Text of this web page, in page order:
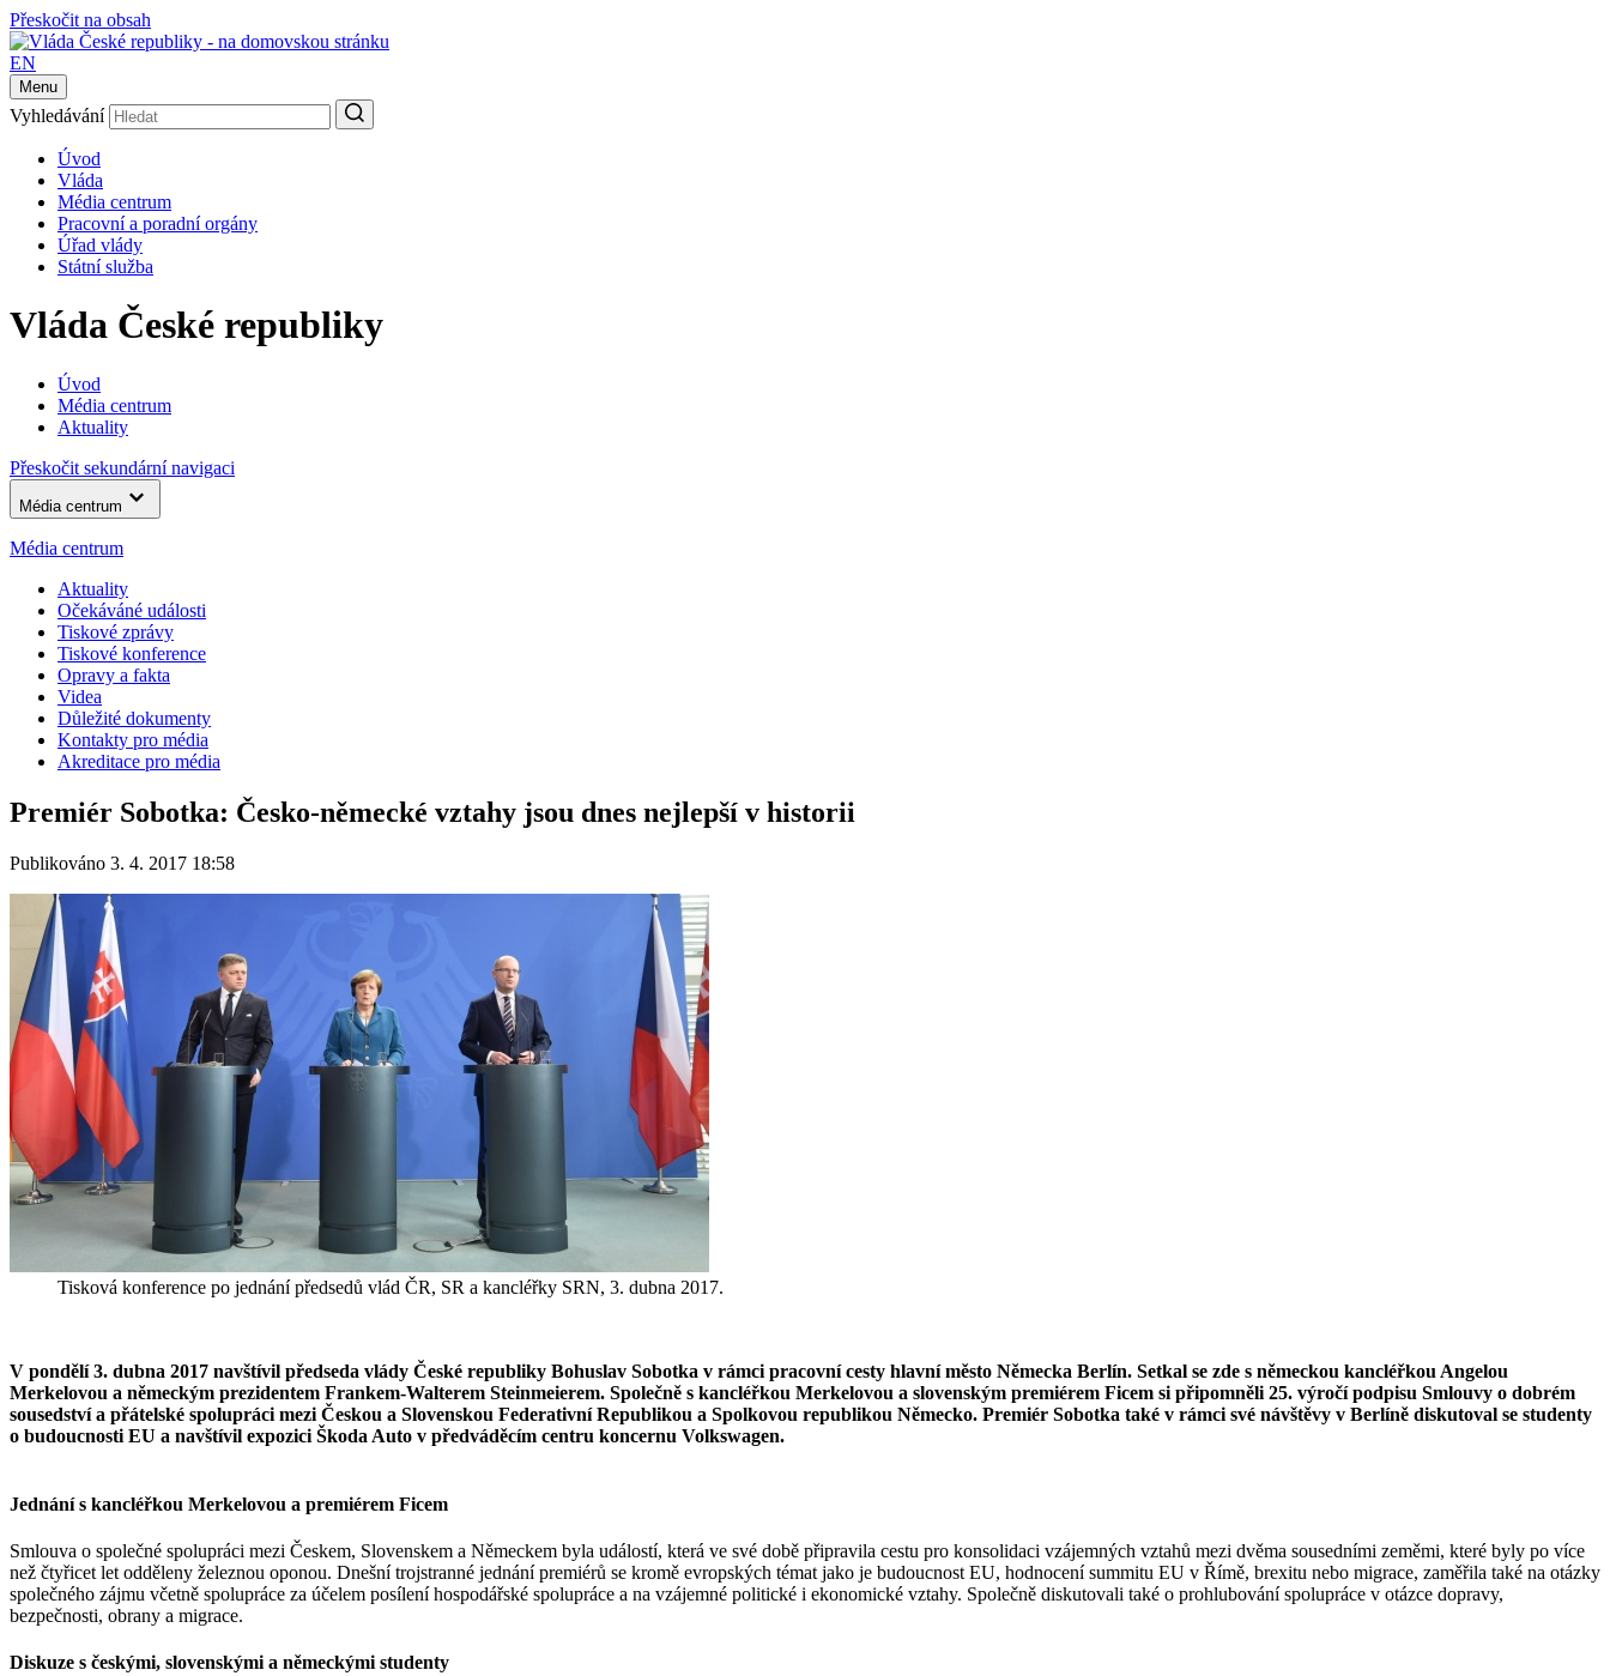
Přeskočit na obsah
EN
Menu
Vyhledávání
Úvod
Vláda
Média centrum
Pracovní a poradní orgány
Úřad vlády
Státní služba
Vláda České republiky
Úvod
Média centrum
Aktuality
Přeskočit sekundární navigaci
Média centrum
Média centrum
Aktuality
Očekáváné události
Tiskové zprávy
Tiskové konference
Opravy a fakta
Videa
Důležité dokumenty
Kontakty pro média
Akreditace pro média
Premiér Sobotka: Česko-německé vztahy jsou dnes nejlepší v historii
Publikováno 3. 4. 2017 18:58
Tisková konference po jednání předsedů vlád ČR, SR a kancléřky SRN, 3. dubna 2017.
V pondělí 3. dubna 2017 navštívil předseda vlády České republiky Bohuslav Sobotka v rámci pracovní cesty hlavní město Německa Berlín. Setkal se zde s německou kancléřkou Angelou
Merkelovou a německým prezidentem Frankem-Walterem Steinmeierem. Společně s kancléřkou Merkelovou a slovenským premiérem Ficem si připomněli 25. výročí podpisu Smlouvy o dobrém
sousedství a přátelské spolupráci mezi Českou a Slovenskou Federativní Republikou a Spolkovou republikou Německo. Premiér Sobotka také v rámci své návštěvy v Berlíně diskutoval se studenty
o budoucnosti EU a navštívil expozici Škoda Auto v předváděcím centru koncernu Volkswagen.
Jednání s kancléřkou Merkelovou a premiérem Ficem
Smlouva o společné spolupráci mezi Českem, Slovenskem a Německem byla událostí, která ve své době připravila cestu pro konsolidaci vzájemných vztahů mezi dvěma sousedními zeměmi, které byly po více
než čtyřicet let odděleny železnou oponou. Dnešní trojstranné jednání premiérů se kromě evropských témat jako je budoucnost EU, hodnocení summitu EU v Římě, brexitu nebo migrace, zaměřila také na otázky
společného zájmu včetně spolupráce za účelem posílení hospodářské spolupráce a na vzájemné politické i ekonomické vztahy. Společně diskutovali také o prohlubování spolupráce v otázce dopravy,
bezpečnosti, obrany a migrace.
Diskuze s českými, slovenskými a německými studenty